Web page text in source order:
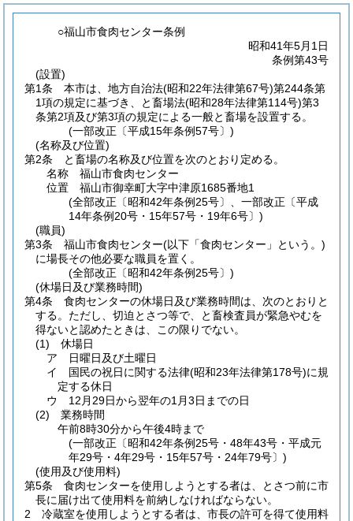
○福山市食肉センター条例
昭和41年5月1日
条例第43号
(設置)
第1条
本市は、地方自治法(昭和22年法律第67号)第244条第
1項の規定に基づき、と畜場法(昭和28年法律第114号)第3
条第2項及び第3項の規定による一般と畜場を設置する。
(一部改正〔平成15年条例57号〕)
(名称及び位置)
第2条
と畜場の名称及び位置を次のとおり定める。
名称 福山市食肉センター
位置 福山市御幸町大字中津原1685番地1
(全部改正〔昭和42年条例25号〕、一部改正〔平成
14年条例20号・15年57号・19年6号〕)
(職員)
第3条
福山市食肉センター(以下「食肉センター」という。)
に場長その他必要な職員を置く。
(全部改正〔昭和42年条例25号〕)
(休場日及び業務時間)
第4条
食肉センターの休場日及び業務時間は、次のとおりと
する。 ただし、切迫とさつ等で、と畜検査員が緊急やむを
得ないと認めたときは、この限りでない。
(1)
休場日
ア
日曜日及び土曜日
イ
国民の祝日に関する法律(昭和23年法律第178号)に規
定する休日
ウ
12月29日から翌年の1月3日までの日
(2)
業務時間
午前8時30分から午後4時まで
(一部改正〔昭和42年条例25号・48年43号・平成元
年29号・4年29号・15年57号・24年79号〕)
(使用及び使用料)
第5条
食肉センターを使用しようとする者は、とさつ前に市
長に届け出て使用料を前納しなければならない。
2
冷蔵室を使用しようとする者は、市長の許可を得て使用料